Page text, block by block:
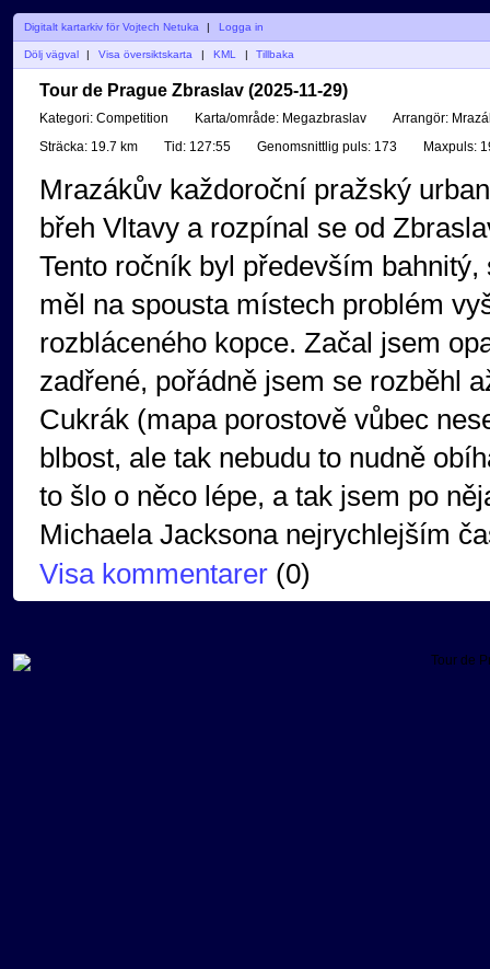
Digitalt kartarkiv för Vojtech Netuka | Logga in
Dölj vägval Visa översiktskarta KML Tillbaka
Tour de Prague Zbraslav (2025-11-29)
Kategori: Competition Karta/område: Megazbraslav Arrangör:
Sträcka: 19.7 km Tid: 127:55 Genomsnittlig puls: 173 Maxpuls:
Mrazákův každoroční pražský
břeh Vltavy a rozpínal se od
Tento ročník byl především
měl na spousta místech problém
rozbláceného kopce. Začal jsem
zadřené, pořádně jsem se rozběhl
Cukrák (mapa porostově vůbec
blbost, ale tak nebudu to nudně
to šlo o něco lépe, a tak jsem po
Michaela Jacksona nejrychlejším
Visa kommentarer (0)